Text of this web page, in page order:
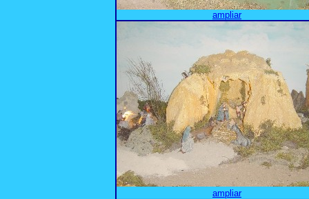
ampliar
ampliar